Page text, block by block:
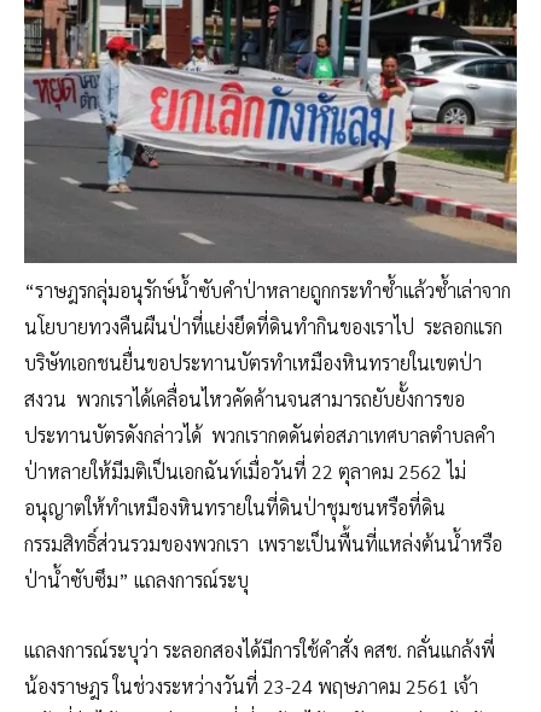
“ราษฎรกลุ่มอนุรักษ์น้ำซับคำป่าหลายถูกกระทำซ้ำแล้วซ้ำเล่าจาก
นโยบายทวงคืนผืนป่าที่แย่งยึดที่ดินทำกินของเราไป ระลอกแรก
บริษัทเอกชนยื่นขอประทานบัตรทำเหมืองหินทรายในเขตป่า
สงวน พวกเราได้เคลื่อนไหวคัดค้านจนสามารถยับยั้งการขอ
ประทานบัตรดังกล่าวได้ พวกเรากดดันต่อสภาเทศบาลตำบลคำ
ป่าหลายให้มีมติเป็นเอกฉันท์เมื่อวันที่ 22 ตุลาคม 2562 ไม่
อนุญาตให้ทำเหมืองหินทรายในที่ดินป่าชุมชนหรือที่ดิน
กรรมสิทธิ์ส่วนรวมของพวกเรา เพราะเป็นพื้นที่แหล่งต้นน้ำหรือ
ป่าน้ำซับซึม” แถลงการณ์ระบุ
แถลงการณ์ระบุว่า ระลอกสองได้มีการใช้คำสั่ง คสช. กลั่นแกล้งพี่
น้องราษฎร ในช่วงระหว่างวันที่ 23-24 พฤษภาคม 2561 เจ้า